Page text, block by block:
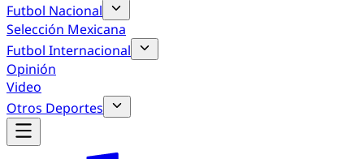
Futbol Nacional
Selección Mexicana
Futbol Internacional
Opinión
Video
Otros Deportes